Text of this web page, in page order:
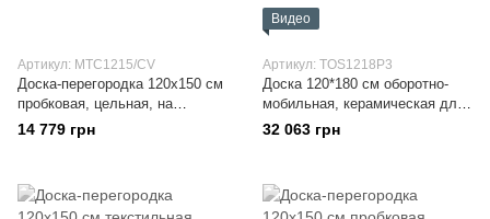
Артикул: MTC1215/CV
Доска-перегородка 120x150 см
пробковая, цельная, на
колесиках
14 779 грн
Видео
Артикул: TOS1218P3
Доска 120*180 см оборотно-
мобильная, керамическая для
письма маркером,
сухостираемая, магнитная
32 063 грн